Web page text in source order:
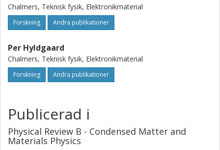
Chalmers, Teknisk fysik, Elektronikmaterial
Forskning Andra publikationer
Per Hyldgaard
Chalmers, Teknisk fysik, Elektronikmaterial
Forskning Andra publikationer
Publicerad i
Physical Review B - Condensed Matter and
Materials Physics